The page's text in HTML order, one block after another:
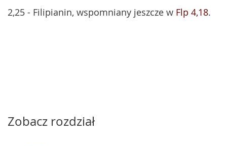
2,25 - Filipianin, wspomniany jeszcze w Flp 4,18.
Zobacz rozdział